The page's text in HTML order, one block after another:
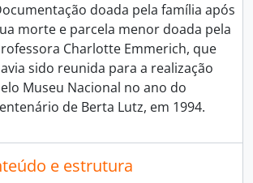
doada pela família após
morte e parcela menor doada pela
Charlotte Emmerich, que
sido reunida para a realização
Museu Nacional no ano do
de Berta Lutz, em 1994.
e estrutura